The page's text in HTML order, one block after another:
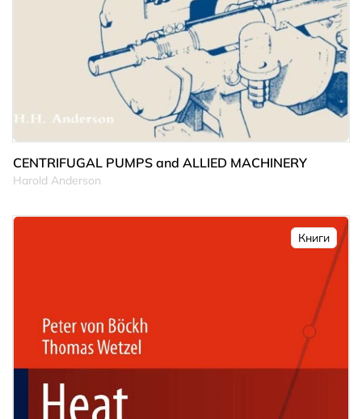
CENTRIFUGAL PUMPS and ALLIED MACHINERY
Harold Anderson
Книги